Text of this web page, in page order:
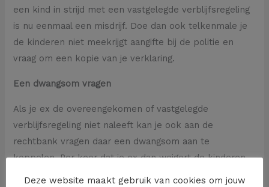
een kind in strijd met een vastgelegde verblijfsregeling
is nu eenmaal een misdrijf. Doe dan ook telkenmale je
de kinderen niet meekrijgt aangifte bij de politie en
vraag om een kopie van je verklaring.
Een dwangsom vragen
Als je ex de overeengekomen of vastgelegde
verblijfsregeling niet naleeft kan je ook aan de
rechtbank vragen daar een dwangsom aan te
koppelen. Per keer dat je ex dan weigert de kinderen
Deze website maakt gebruik van cookies om jouw